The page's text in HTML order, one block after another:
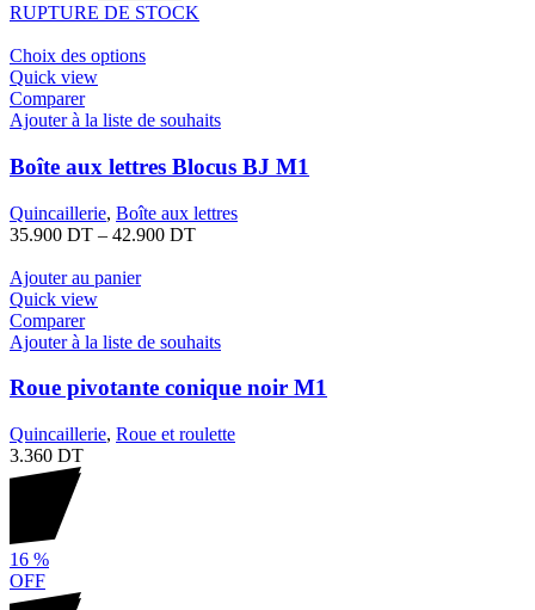
RUPTURE DE STOCK
Choix des options
Quick view
Comparer
Ajouter à la liste de souhaits
Boîte aux lettres Blocus BJ M1
Quincaillerie, Boîte aux lettres
35.900 DT – 42.900 DT
Ajouter au panier
Quick view
Comparer
Ajouter à la liste de souhaits
Roue pivotante conique noir M1
Quincaillerie, Roue et roulette
3.360 DT
16 %
OFF